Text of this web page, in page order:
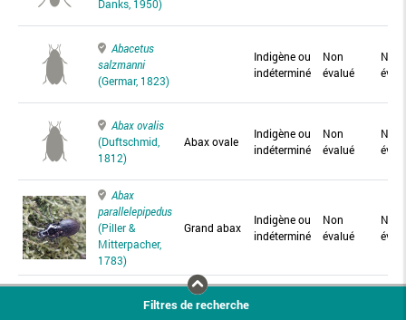
Danks, 1950)
Abacetus
salzmanni
(Germar, 1823)
Indigène ou
indéterminé
Non
évalué
Non
Abax ovalis
(Duftschmid,
1812)
Abax ovale
Indigène ou
indéterminé
Non
évalué
Non
Abax
parallelepipedus
(Piller &
Mitterpacher,
1783)
Grand abax
Indigène ou
indéterminé
Non
évalué
Non
Abax
Abax
Filtres de recherche